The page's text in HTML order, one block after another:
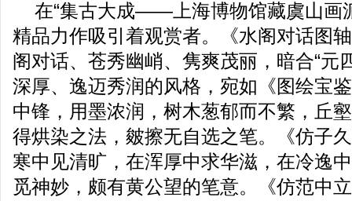
在“集古大成——上海博物馆藏虞山画
精品力作吸引着观赏者。《水阁对话图
阁对话、苍秀幽峭、隽爽茂丽，暗合“元
深厚、逸迈秀润的风格，宛如《图绘宝
中锋，用墨浓润，树木葱郁而不繁，丘
得烘染之法，皴擦无自选之笔。《仿子
寒中见清旷，在浑厚中求华滋，在冷逸
觅神妙，颇有黄公望的笔意。《仿范中